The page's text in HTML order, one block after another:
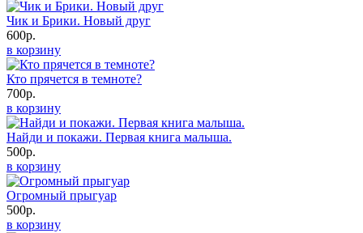
Чик и Брики. Новый друг
600р.
в корзину
Кто прячется в темноте?
700р.
в корзину
Найди и покажи. Первая книга малыша.
500р.
в корзину
Огромный прыгуар
500р.
в корзину